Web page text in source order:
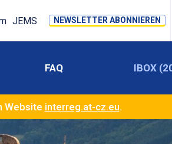
JEMS NEWSLETTER ABONNIEREN
FAQ IBOX
Website interreg.at-cz.eu.